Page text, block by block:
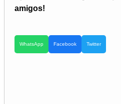
amigos!
WhatsApp Facebook Twitter